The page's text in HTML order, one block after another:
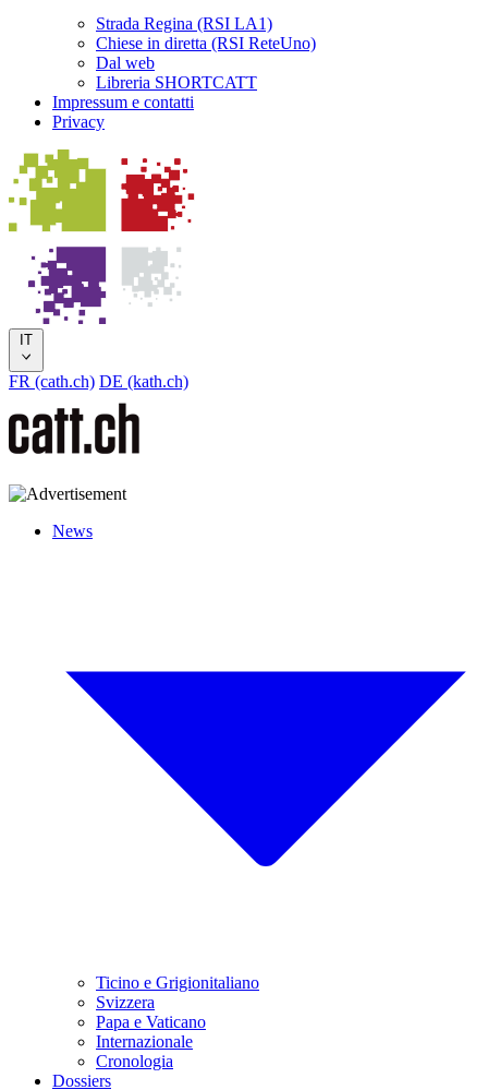
Strada Regina (RSI LA1)
Chiese in diretta (RSI ReteUno)
Dal web
Libreria SHORTCATT
Impressum e contatti
Privacy
IT
FR (cath.ch) DE (kath.ch)
News
Ticino e Grigionitaliano
Svizzera
Papa e Vaticano
Internazionale
Cronologia
Dossiers